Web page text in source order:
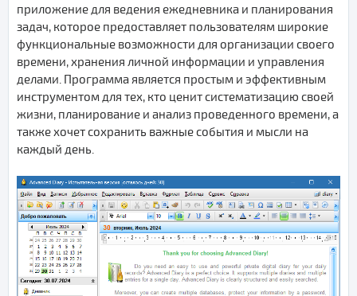
приложение для ведения ежедневника и планирования
задач, которое предоставляет пользователям широкие
функциональные возможности для организации своего
времени, хранения личной информации и управления
делами. Программа является простым и эффективным
инструментом для тех, кто ценит систематизацию своей
жизни, планирование и анализ проведенного времени, а
также хочет сохранить важные события и мысли на
каждый день.